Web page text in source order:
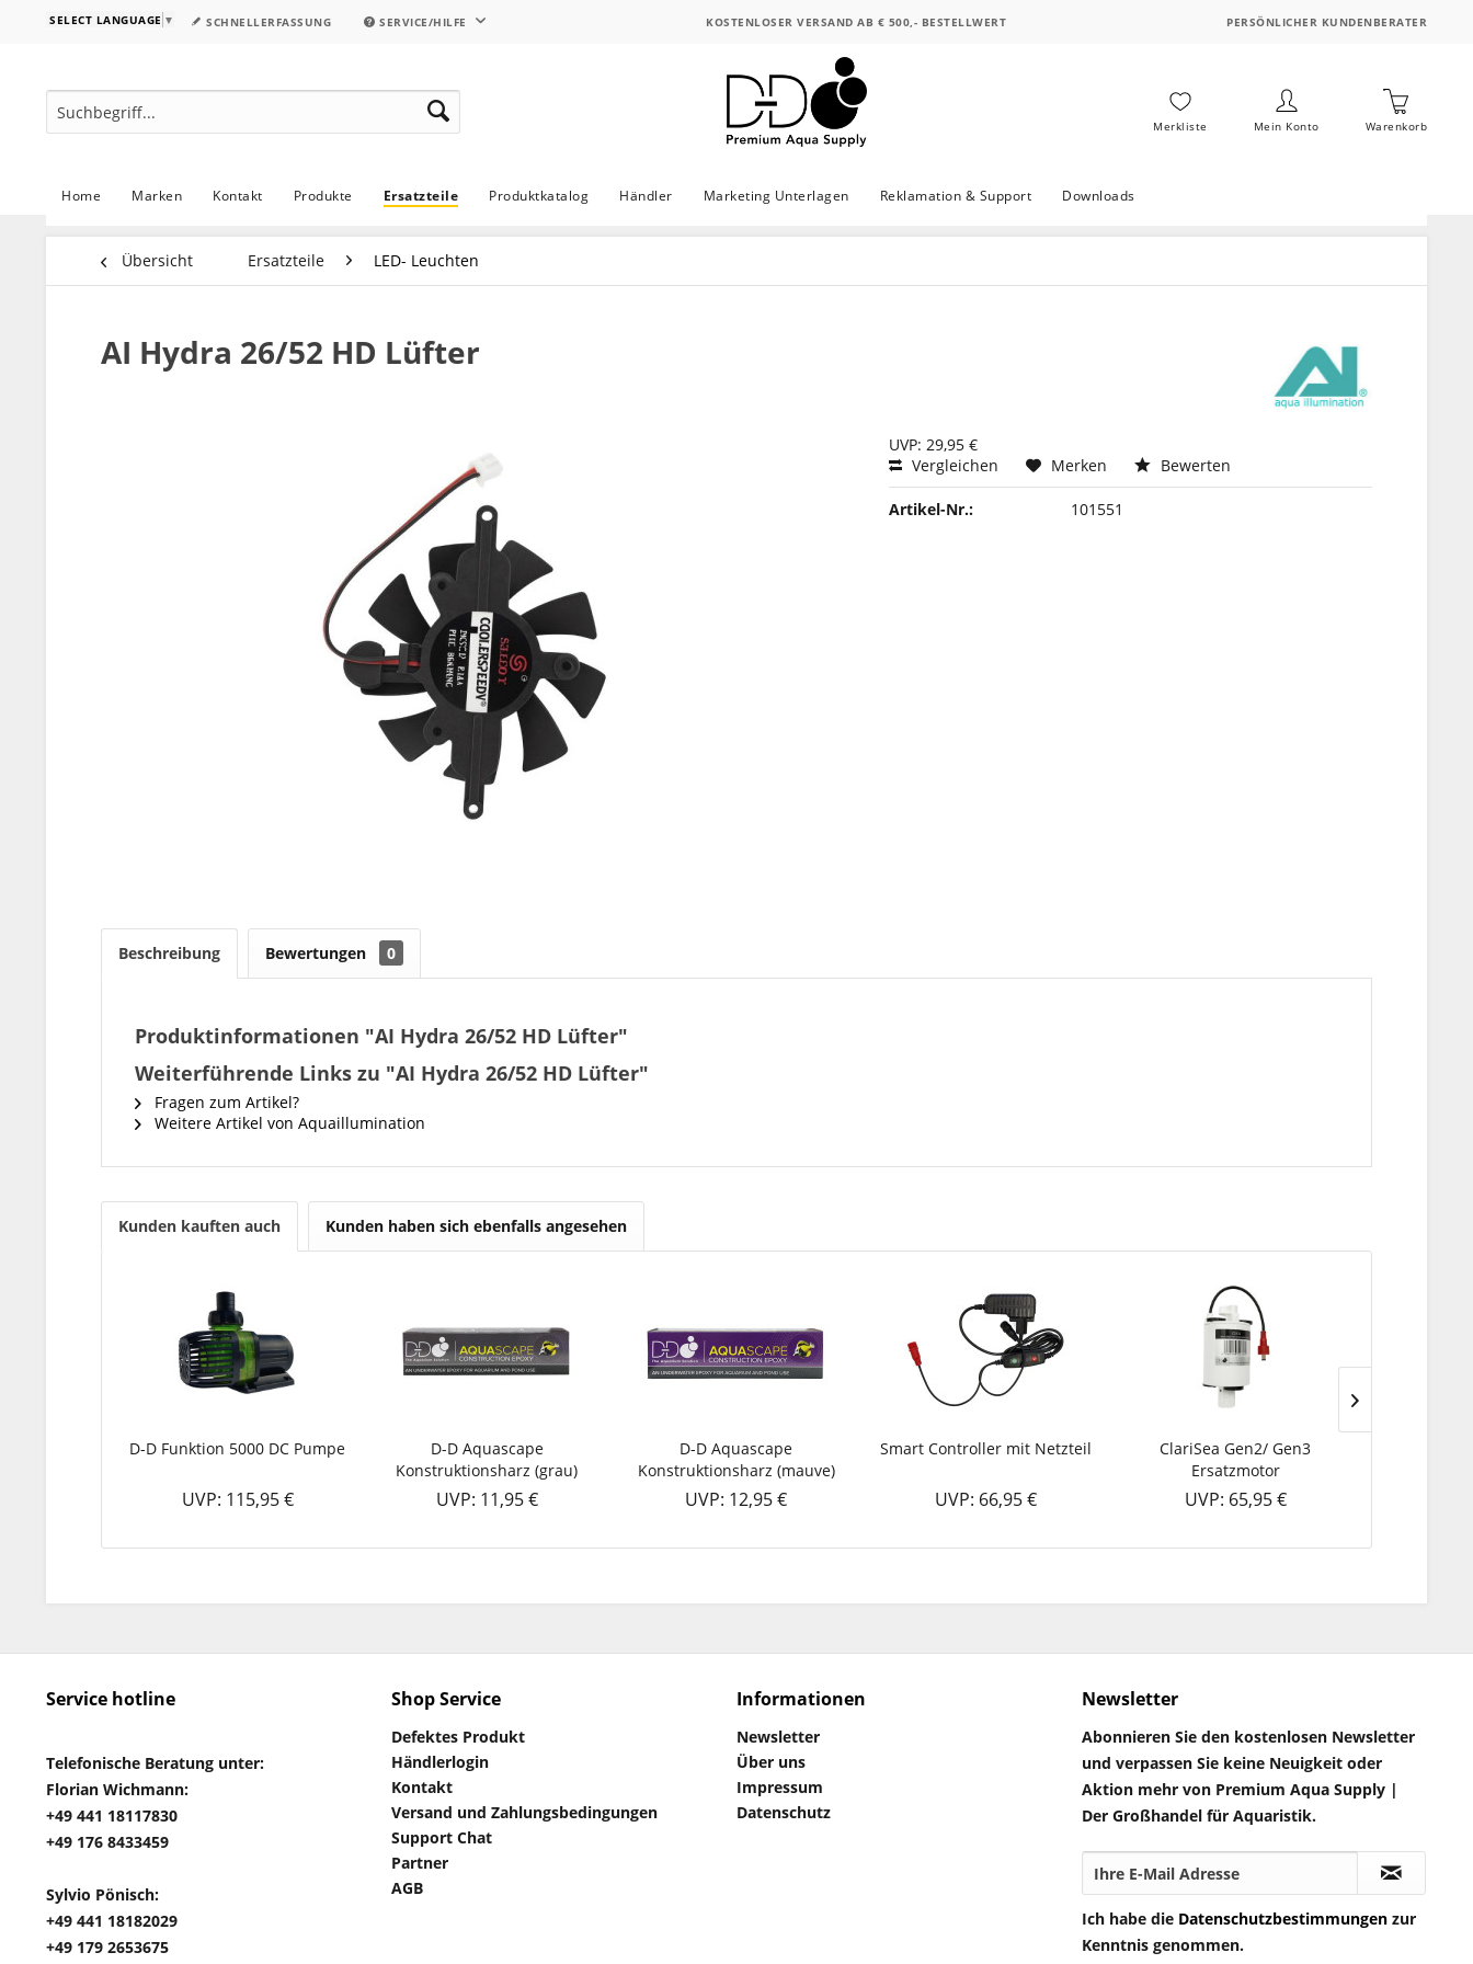
SELECT LANGUAGE ▼ SCHNELLERFASSUNG SERVICE/HILFE KOSTENLOSER VERSAND AB € 500,- BESTELLWERT PERSÖNLICHER KUNDENBERATER
Merkliste Mein Konto Warenkorb
Home Marken Kontakt Produkte Ersatzteile Produktkatalog Händler Marketing Unterlagen Reklamation & Support Downloads
Übersicht Ersatzteile LED- Leuchten
AI Hydra 26/52 HD Lüfter
UVP: 29,95 €
Vergleichen
Merken Bewerten
Artikel-Nr.: 101551
Beschreibung Bewertungen 0
Produktinformationen "AI Hydra 26/52 HD Lüfter"
Weiterführende Links zu "AI Hydra 26/52 HD Lüfter"
Fragen zum Artikel?
Weitere Artikel von Aquaillumination
Kunden kauften auch Kunden haben sich ebenfalls angesehen
D-D Funktion 5000 DC Pumpe
UVP: 115,95 €
D-D Aquascape
Konstruktionsharz (grau)
UVP: 11,95 €
D-D Aquascape
Konstruktionsharz (mauve)
UVP: 12,95 €
Smart Controller mit Netzteil
UVP: 66,95 €
ClariSea Gen2/ Gen3
Ersatzmotor
UVP: 65,95 €
Service hotline
Telefonische Beratung unter:
Florian Wichmann:
+49 441 18117830
+49 176 8433459
Sylvio Pönisch:
+49 441 18182029
+49 179 2653675
Shop Service
Defektes Produkt
Händlerlogin
Kontakt
Versand und Zahlungsbedingungen
Support Chat
Partner
AGB
Informationen
Newsletter
Über uns
Impressum
Datenschutz
Newsletter
Abonnieren Sie den kostenlosen Newsletter
und verpassen Sie keine Neuigkeit oder
Aktion mehr von Premium Aqua Supply |
Der Großhandel für Aquaristik.
Ich habe die Datenschutzbestimmungen zur
Kenntnis genommen.